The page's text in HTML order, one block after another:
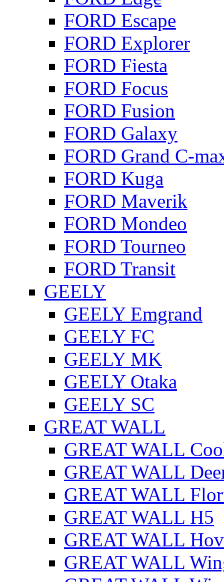
FORD Escape
FORD Explorer
FORD Fiesta
FORD Focus
FORD Fusion
FORD Galaxy
FORD Grand C-
FORD Kuga
FORD Maverik
FORD Mondeo
FORD Tourneo
FORD Transit
GEELY
GEELY Emgrand
GEELY FC
GEELY MK
GEELY Otaka
GEELY SC
GREAT WALL
GREAT WALL
GREAT WALL
GREAT WALL
GREAT WALL H5
GREAT WALL
GREAT WALL